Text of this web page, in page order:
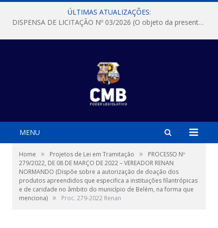
ÚLTIMAS ATUALIZAÇÕES:
DISPENSA DE LICITAÇÃO Nº 03/2026 (O objeto da presente dispensa é a escolha da proposta mais vantajosa para a aquisição, de aparelhos de ar condicionado, tipo Split, com material de instalação e fogão industrial, conforme condições, quantidades e exigências estabelecidas no termo de referencia e neste aviso de contratação direta e seus anexos)
MENU
Home » Projetos de Lei em Tramitação »
PROCESSO Nº
279/2022, DE 08 DE MARÇO DE 2022 – VEREADOR RENAN
NORMANDO (Dispõe sobre a autorização de doação dos
produtos apreendidos que especifica a instituições filantrópicas
e de caridade no âmbito do município de Belém, na forma que
menciona) » Proc. 279-2022 Renan